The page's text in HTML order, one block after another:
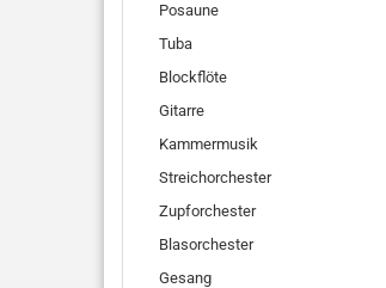
Posaune
Tuba
Blockflöte
Gitarre
Kammermusik
Streichorchester
Zupforchester
Blasorchester
Gesang